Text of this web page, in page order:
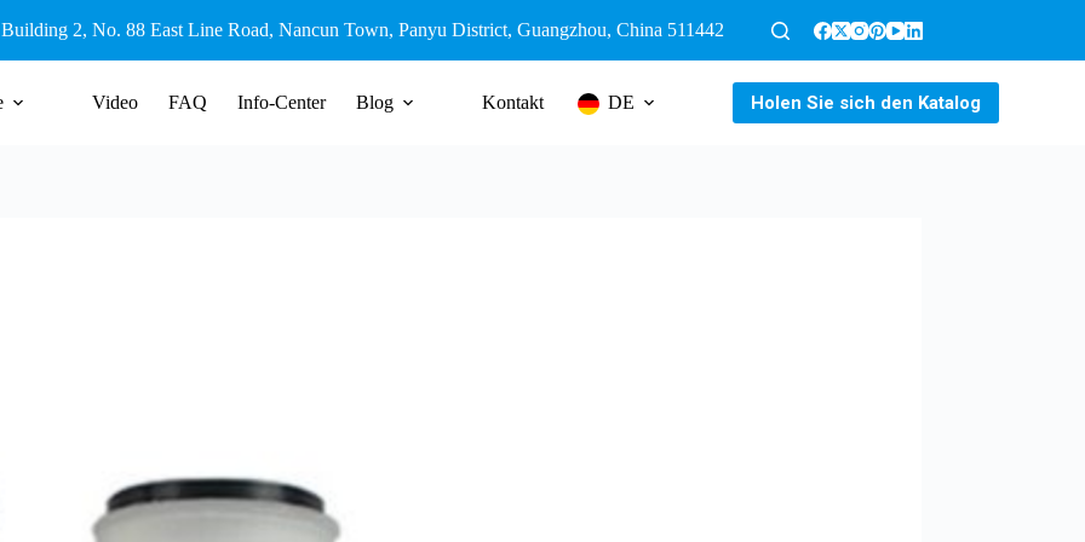
2, No. 88 East Line Road, Nancun Town, Panyu District, Guangzhou, China 511442
Video FAQ Info-Center Blog Kontakt DE Holen Sie sich den Katalog